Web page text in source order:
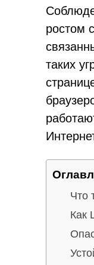
ростом
таких
Что
Как